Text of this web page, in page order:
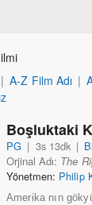
| A-Z Film Adı |
Boşluktaki
PG | 3s 13dk |
Orjinal Adı: The
Yönetmen: Philip
Amerika nın